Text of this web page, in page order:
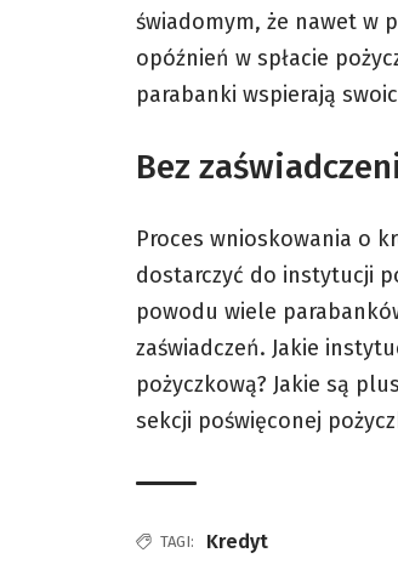
świadomym, że nawet w
opóźnień w spłacie
parabanki wspierają
Bez
Proces wnioskowania o
dostarczyć do instytucji
powodu wiele
zaświadczeń. Jakie
pożyczkową? Jakie są
sekcji poświęconej
TAGI: Kredyt